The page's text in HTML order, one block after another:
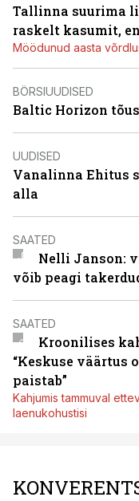
Tallinna suurima
raskelt kasumit,
Möödunud aasta
BÖRSIUUDISED
Baltic Horizon
UUDISED
Vanalinna Ehitus
alla
SAATED
Nelli Janson:
võib peagi
SAATED
Kroonilises
“Keskuse väärtus
paistab”
Kahjumis tammuval
laenukohustisi